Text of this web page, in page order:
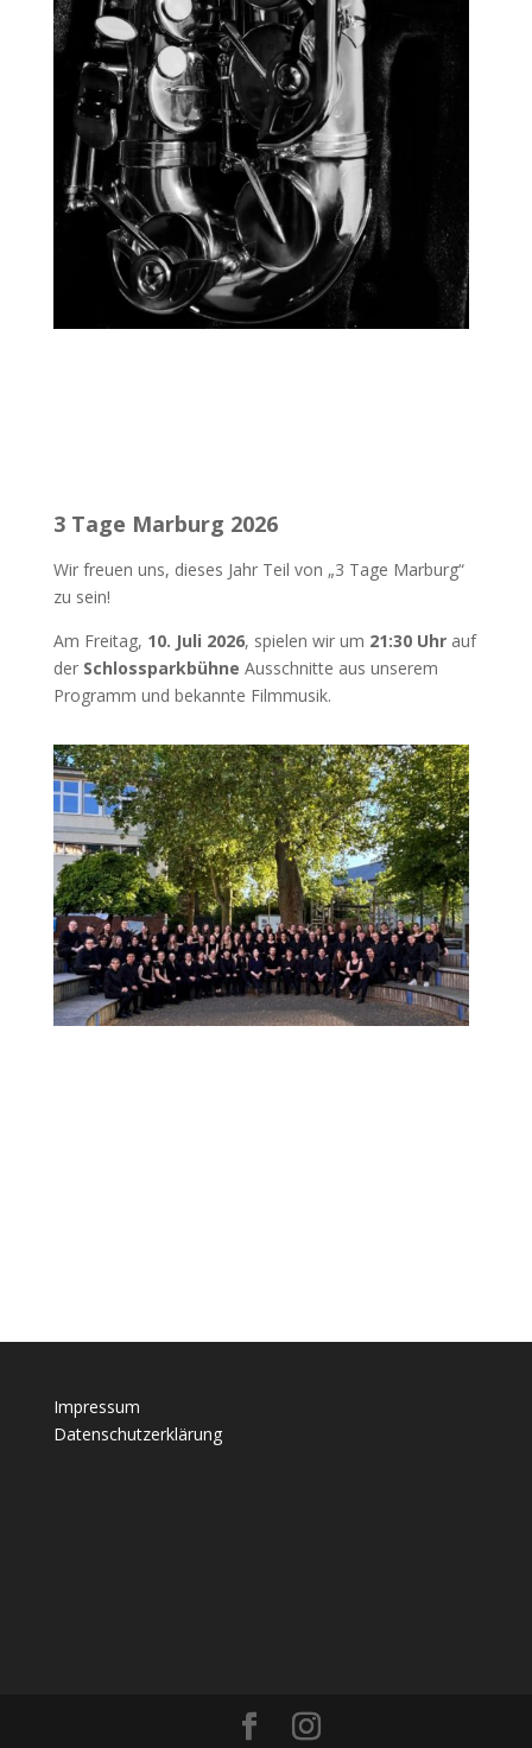
3 Tage Marburg 2026
Wir freuen uns, dieses Jahr Teil von „3 Tage Marburg“
zu sein!
Am Freitag, 10. Juli 2026, spielen wir um 21:30 Uhrauf
der Schlossparkbühne Ausschnitte aus unserem
Programm und bekannte Filmmusik.
Impressum
Datenschutzerklärung